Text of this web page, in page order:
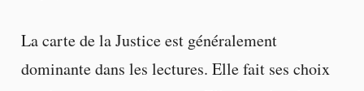
La carte de la Justice est généralement
dominante dans les lectures. Elle fait ses choix